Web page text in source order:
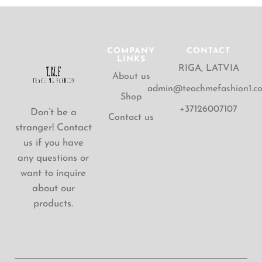
Don’t be a
stranger! Contact
us if you have
any questions or
want to inquire
about our
products.
COMPANY
LINKS
About us
Shop
Contact us
CONTACT
RIGA, LATVIA
+37126007107